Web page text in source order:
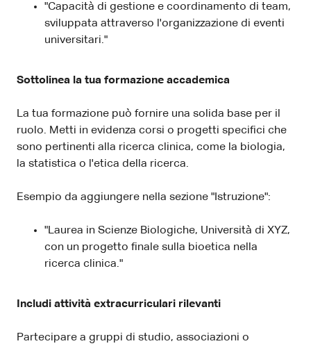
"Capacità di gestione e coordinamento di team,
sviluppata attraverso l'organizzazione di eventi
universitari."
Sottolinea la tua formazione accademica
La tua formazione può fornire una solida base per il
ruolo. Metti in evidenza corsi o progetti specifici che
sono pertinenti alla ricerca clinica, come la biologia,
la statistica o l'etica della ricerca.
Esempio da aggiungere nella sezione "Istruzione":
"Laurea in Scienze Biologiche, Università di XYZ,
con un progetto finale sulla bioetica nella
ricerca clinica."
Includi attività extracurriculari rilevanti
Partecipare a gruppi di studio, associazioni o